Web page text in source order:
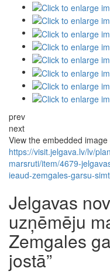
prev
next
View the embedded
https://visit.jelgava.lv/lv/
marsruti/item/4679-
ieaud-zemgales-garsu-
Jelgavas
uzņēmēju
Zemgales
jostā”